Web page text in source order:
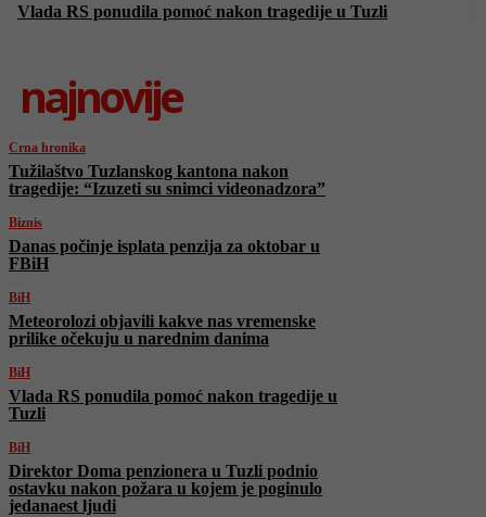
Vlada RS ponudila pomoć nakon tragedije u Tuzli
najnovije
Crna hronika
Tužilaštvo Tuzlanskog kantona nakon
tragedije: “Izuzeti su snimci videonadzora”
Biznis
Danas počinje isplata penzija za oktobar u
FBiH
BiH
Meteorolozi objavili kakve nas vremenske
prilike očekuju u narednim danima
BiH
Vlada RS ponudila pomoć nakon tragedije u
Tuzli
BiH
Direktor Doma penzionera u Tuzli podnio
ostavku nakon požara u kojem je poginulo
jedanaest ljudi